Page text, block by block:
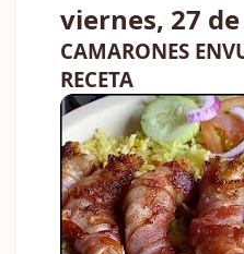
viernes, 27
CAMARONES
RECETA